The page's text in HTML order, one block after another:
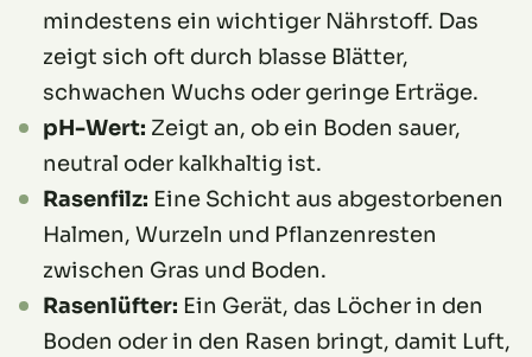
mindestens ein wichtiger Nährstoff. Das
zeigt sich oft durch blasse Blätter,
schwachen Wuchs oder geringe Erträge.
pH-Wert: Zeigt an, ob ein Boden sauer,
neutral oder kalkhaltig ist.
Rasenfilz: Eine Schicht aus abgestorbenen
Halmen, Wurzeln und Pflanzenresten
zwischen Gras und Boden.
Rasenlüfter: Ein Gerät, das Löcher in den
Boden oder in den Rasen bringt, damit Luft,